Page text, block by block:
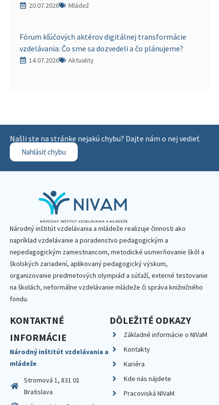
20.07.2026 Mládež
Fórum kľúčových aktérov digitálnej transformácie
vzdelávania: Čo sme sa dozvedeli a čo plánujeme?
14.07.2026 Aktuality
Našli ste na stránke nejakú chybu? Dajte nám o nej vedieť.
Nahlásiť chybu
Národný inštitút vzdelávania a mládeže realizuje činnosti ako
napríklad vzdelávanie a poradenstvo pedagogickým a
nepedagogickým zamestnancom, metodické usmerňovanie škôl a
školských zariadení, aplikovaný pedagogický výskum,
organizovanie predmetových olympiád a súťaží, externé testovanie
na školách, neformálne vzdelávanie mládeže či správa knižničného
fondu.
KONTAKTNÉ
INFORMÁCIE
Národný inštitút vzdelávania a
mládeže
Stromová 1, 831 01
Bratislava
DÔLEŽITÉ ODKAZY
Základné informácie o NIVaM
Kontakty
Kariéra
Kde nás nájdete
Pracoviská NIVaM